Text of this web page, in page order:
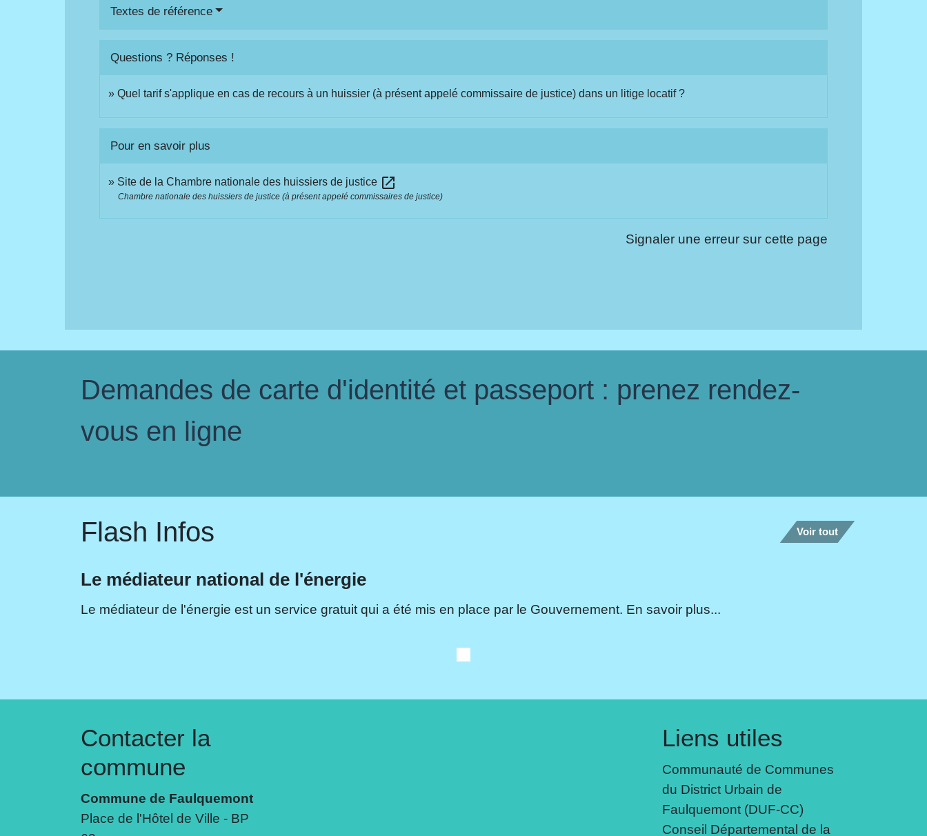
Textes de référence
Questions ? Réponses !
Quel tarif s'applique en cas de recours à un huissier (à présent appelé commissaire de justice) dans un litige locatif ?
Pour en savoir plus
Site de la Chambre nationale des huissiers de justice open_in_new
Chambre nationale des huissiers de justice (à présent appelé commissaires de justice)
Signaler une erreur sur cette page
Demandes de carte d'identité et passeport : prenez rendez-
vous en ligne
Flash Infos Voir tout
Le médiateur national de l'énergie
Le médiateur de l'énergie est un service gratuit qui a été mis en place par le Gouvernement. En savoir plus...
Contacter la
commune
Commune de Faulquemont
Place de l'Hôtel de Ville - BP
Liens utiles
Communauté de Communes
du District Urbain de
Faulquemont (DUF-CC)
Conseil Départemental de la